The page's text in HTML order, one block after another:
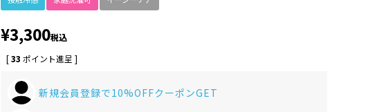
¥3,300税込
[33 ポイント進呈 ]
新規会員登録で10%OFFクーポンGET